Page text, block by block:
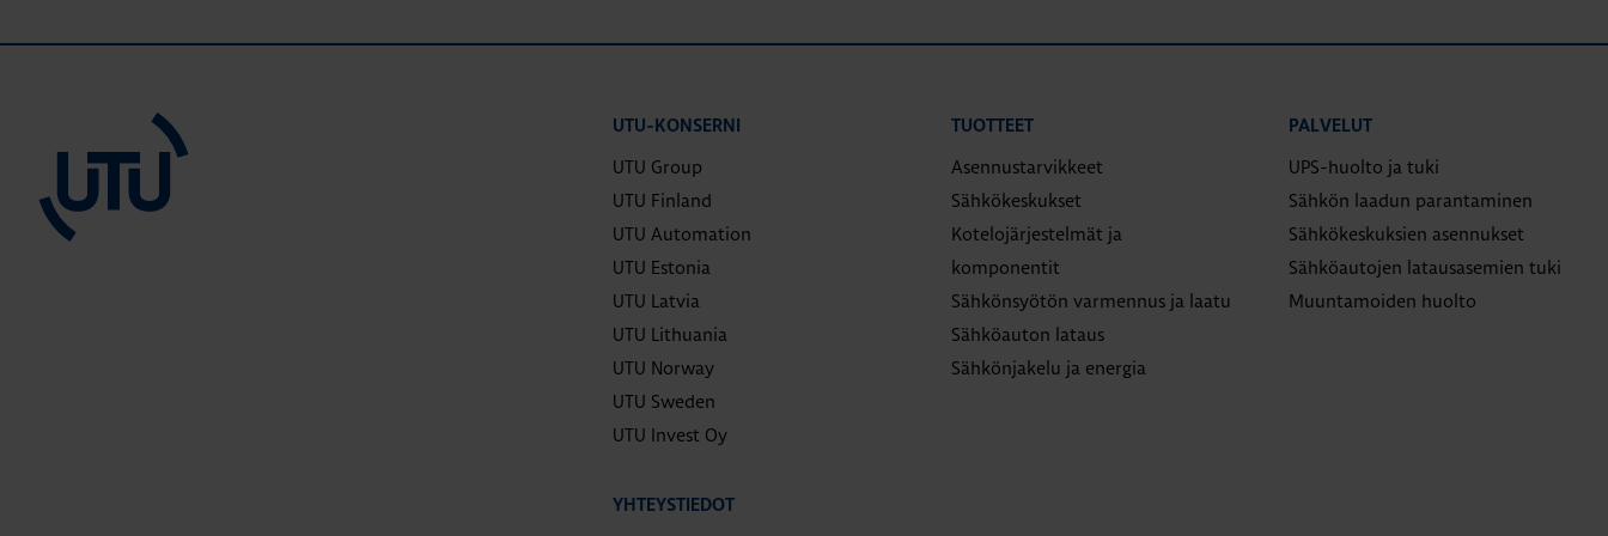
UTU-KONSERNI
UTU Group
UTU Finland
UTU Automation
UTU Estonia
UTU Latvia
UTU Lithuania
UTU Norway
UTU Sweden
UTU Invest Oy
TUOTTEET
Asennustarvikkeet
Sähkökeskukset
Kotelojärjestelmät ja
komponentit
Sähkönsyötön varmennus ja laatu
Sähköauton lataus
Sähkönjakelu ja energia
PALVELUT
UPS-huolto ja tuki
Sähkön laadun parantaminen
Sähkökeskuksien asennukset
Sähköautojen latausasemien tuki
Muuntamoiden huolto
YHTEYSTIEDOT